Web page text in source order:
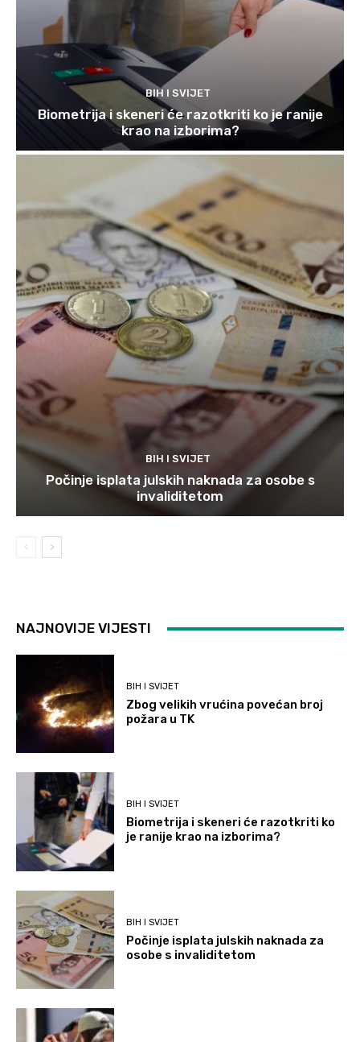
BIH I SVIJET
Biometrija i skeneri će razotkriti ko je ranije
krao na izborima?
BIH I SVIJET
Počinje isplata julskih naknada za osobe s
invaliditetom
NAJNOVIJE VIJESTI
BIH I SVIJET
Zbog velikih vrućina povećan broj
požara u TK
BIH I SVIJET
Biometrija i skeneri će razotkriti ko
je ranije krao na izborima?
BIH I SVIJET
Počinje isplata julskih naknada za
osobe s invaliditetom